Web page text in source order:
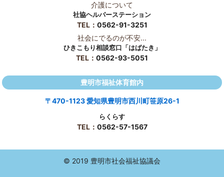
介護について
社協ヘルパーステーション
TEL： 0562-91-3251
社会にでるのが不安...
ひきこもり相談窓口「はばたき」
TEL： 0562-93-5051
豊明市福祉体育館内
〒470-1123 愛知県豊明市西川町笹原26-1
らくらす
TEL： 0562-57-1567
© 2019 豊明市社会福祉協議会